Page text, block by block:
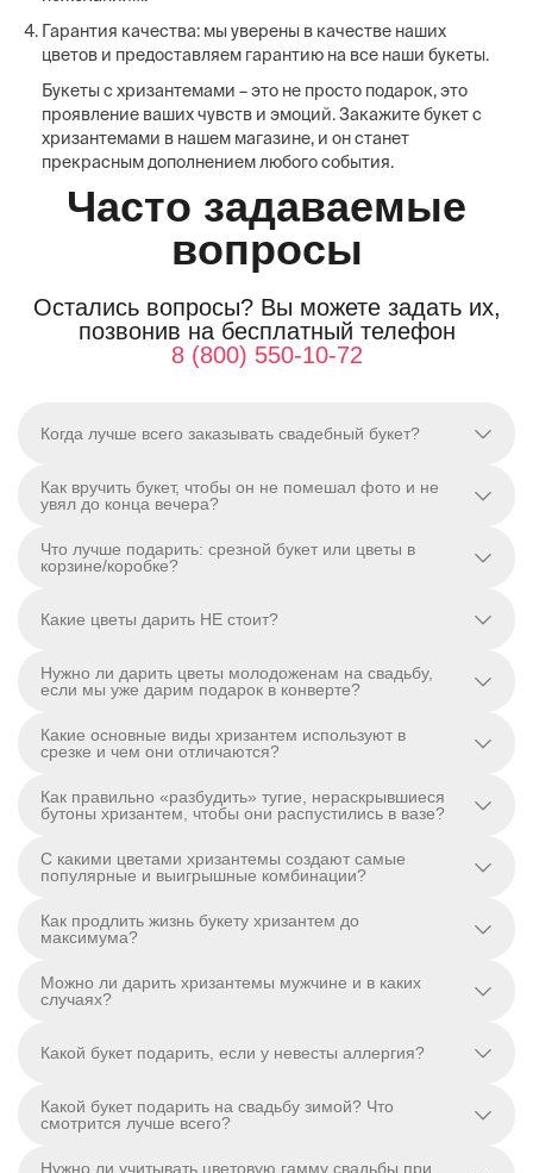
Гарантия качества: мы уверены в качестве наших
цветов и предоставляем гарантию на все наши букеты.
Букеты с хризантемами – это не просто подарок, это
проявление ваших чувств и эмоций. Закажите букет с
хризантемами в нашем магазине, и он станет
прекрасным дополнением любого события.
Часто задаваемые
вопросы
Остались вопросы? Вы можете задать их,
позвонив на бесплатный телефон
8 (800) 550-10-72
Когда лучше всего заказывать свадебный букет?
Как вручить букет, чтобы он не помешал фото и не
увял до конца вечера?
Что лучше подарить: срезной букет или цветы в
корзине/коробке?
Какие цветы дарить НЕ стоит?
Нужно ли дарить цветы молодоженам на свадьбу,
если мы уже дарим подарок в конверте?
Какие основные виды хризантем используют в
срезке и чем они отличаются?
Как правильно «разбудить» тугие, нераскрывшиеся
бутоны хризантем, чтобы они распустились в вазе?
С какими цветами хризантемы создают самые
популярные и выигрышные комбинации?
Как продлить жизнь букету хризантем до
максимума?
Можно ли дарить хризантемы мужчине и в каких
случаях?
Какой букет подарить, если у невесты аллергия?
Какой букет подарить на свадьбу зимой? Что
смотрится лучше всего?
Нужно ли учитывать цветовую гамму свадьбы при